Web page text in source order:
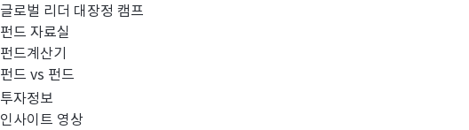
글로벌 리더 대장정 캠프
펀드 자료실
펀드계산기
펀드 vs 펀드
투자정보
인사이트 영상
고난도금융투자상품